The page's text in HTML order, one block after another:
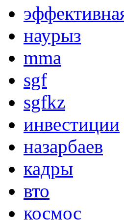
наурыз
mma
sgf
sgfkz
инвестиции
назарбаев
кадры
вто
космос